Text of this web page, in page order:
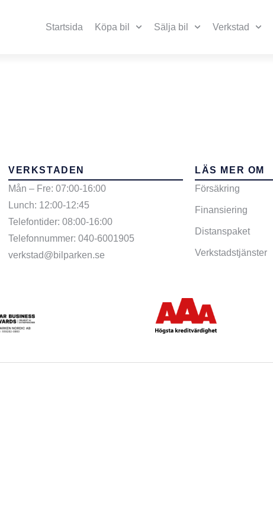
Startsida Köpa bil Sälja bil Verkstad
VERKSTADEN
Mån – Fre: 07:00-16:00
Lunch: 12:00-12:45
Telefontider: 08:00-16:00
Telefonnummer: 040-6001905
verkstad@bilparken.se
LÄS MER OM
Försäkring
Finansiering
Distanspaket
Verkstadstjänster